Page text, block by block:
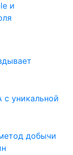
и
уникальной
добычи